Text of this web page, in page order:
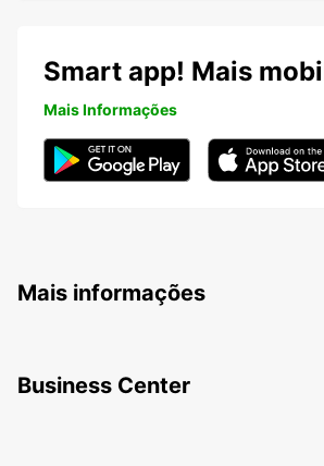
Smart app! Mais
Mais Informações
Mais informações
Business Center